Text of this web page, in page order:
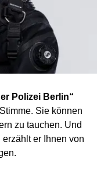
Polizei Berlin“
Sie können
zu tauchen. Und
er Ihnen von